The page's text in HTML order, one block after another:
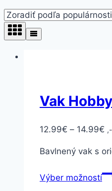
Vak
12.99€ – 14.99€
Bavlnený vak s
Výber možností